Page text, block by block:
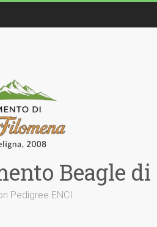
Beagle
Pedigree ENCI